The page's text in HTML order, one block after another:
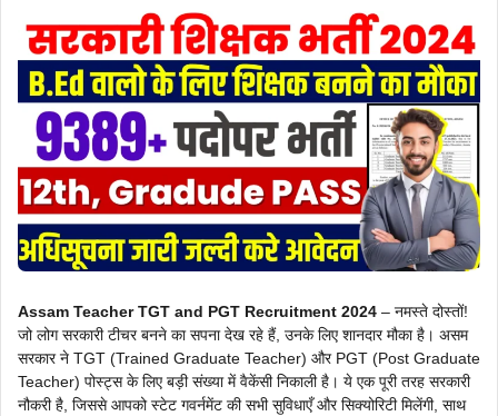
Assam Teacher TGT and PGT Recruitment 2024 – नमस्ते दोस्तों!
जो लोग सरकारी टीचर बनने का सपना देख रहे हैं, उनके लिए शानदार मौका है। असम
सरकार ने TGT (Trained Graduate Teacher) और PGT (Post Graduate
Teacher) पोस्ट्स के लिए बड़ी संख्या में वैकेंसी निकाली है। ये एक पूरी तरह सरकारी
नौकरी है, जिससे आपको स्टेट गवर्नमेंट की सभी सुविधाएँ और सिक्योरिटी मिलेंगी, साथ